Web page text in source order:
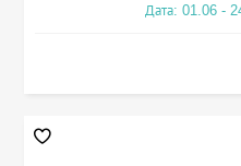
Дата: 01.06 -